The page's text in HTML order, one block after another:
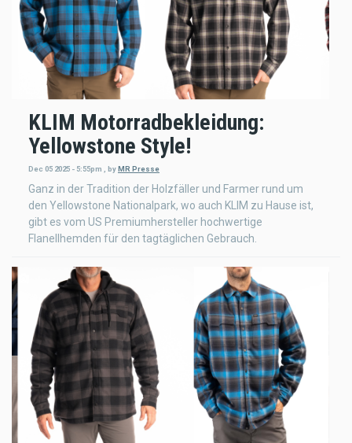
KLIM Motorradbekleidung:
Yellowstone Style!
Dec 05 2025 - 5:55pm byMR Presse
Ganz in der Tradition der Holzfäller und Farmer rund um
den Yellowstone Nationalpark, wo auch KLIM zu Hause ist,
gibt es vom US Premiumhersteller hochwertige
Flanellhemden für den tagtäglichen Gebrauch.